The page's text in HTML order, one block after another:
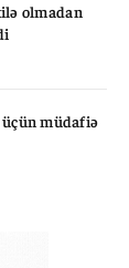
olmadan
üçün müdafiə